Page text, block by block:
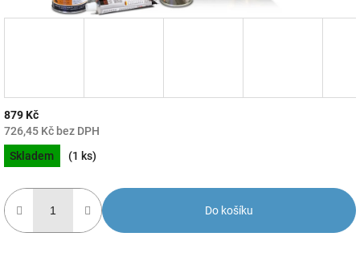
879 Kč
726,45 Kč bez DPH
Měrná
cena:
Skladem (1 ks)
Do košíku